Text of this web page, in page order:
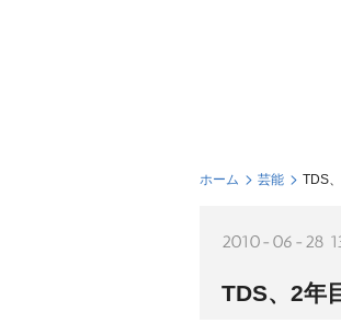
ホーム 芸能 TDS
2010-06-28
TDS、2年